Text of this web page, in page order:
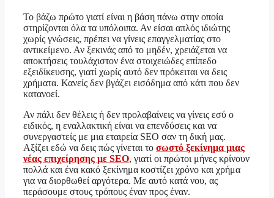
Το βάζω πρώτο γιατί είναι η βάση πάνω στην οποία
στηρίζονται όλα τα υπόλοιπα. Αν είσαι απλός ιδιώτης
χωρίς γνώσεις, πρέπει να γίνεις επαγγελματίας στο
αντικείμενο. Αν ξεκινάς από το μηδέν, χρειάζεται να
αποκτήσεις τουλάχιστον ένα στοιχειώδες επίπεδο
εξειδίκευσης, γιατί χωρίς αυτό δεν πρόκειται να δεις
χρήματα. Κανείς δεν βγάζει εισόδημα από κάτι που δεν
κατανοεί.
Αν πάλι δεν θέλεις ή δεν προλαβαίνεις να γίνεις εσύ ο
ειδικός, η εναλλακτική είναι να επενδύσεις και να
συνεργαστείς με μια εταιρεία SEO σαν τη δική μας.
Αξίζει εδώ να δεις πώς γίνεται το σωστό ξεκίνημα μιας
νέας επιχείρησης με SEO, γιατί οι πρώτοι μήνες κρίνουν
πολλά και ένα κακό ξεκίνημα κοστίζει χρόνο και χρήμα
για να διορθωθεί αργότερα. Με αυτό κατά νου, ας
περάσουμε στους τρόπους έναν προς έναν.